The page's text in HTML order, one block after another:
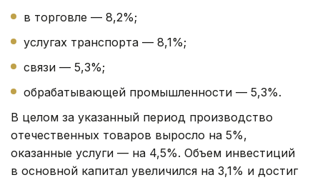
в торговле — 8,2%;
услугах транспорта — 8,1%;
связи — 5,3%;
обрабатывающей промышленности — 5,3%.
В целом за указанный период производство
отечественных товаров выросло на 5%,
оказанные услуги — на 4,5%. Объем инвестиций
в основной капитал увеличился на 3,1% и достиг